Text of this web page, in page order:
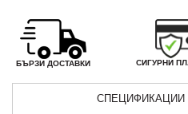
БЪРЗИ ДОСТАВКИ СИГУРНИ
СПЕЦИФИКАЦИИ